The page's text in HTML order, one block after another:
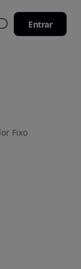
Entrar
Fixo